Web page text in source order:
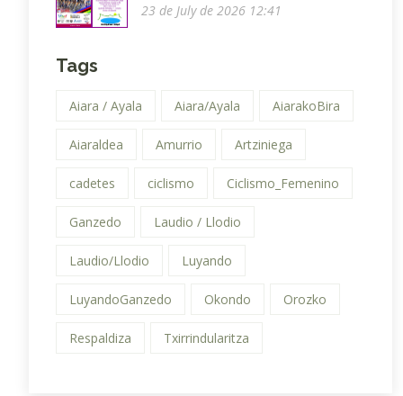
23 de July de 2026 12:41
Tags
Aiara / Ayala Aiara/Ayala AiarakoBira
Aiaraldea Amurrio Artziniega
cadetes ciclismo Ciclismo_Femenino
Ganzedo Laudio / Llodio
Laudio/Llodio Luyando
LuyandoGanzedo Okondo Orozko
Respaldiza Txirrindularitza